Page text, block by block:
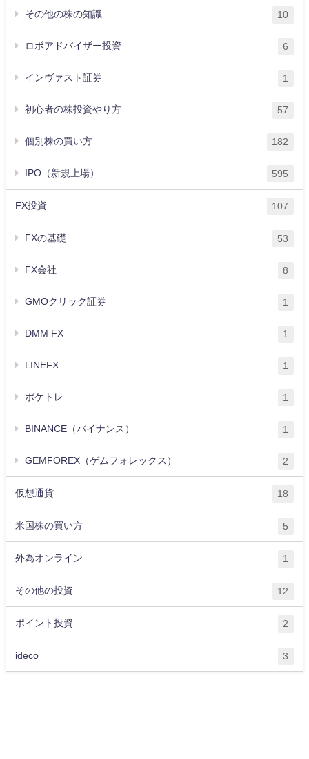
その他の株の知識 10
ロボアドバイザー投資 6
インヴァスト証券 1
初心者の株投資やり方 57
個別株の買い方 182
IPO（新規上場） 595
FX投資 107
FXの基礎 53
FX会社 8
GMOクリック証券 1
DMM FX 1
LINEFX 1
ポケトレ 1
BINANCE（バイナンス） 1
GEMFOREX（ゲムフォレックス） 2
仮想通貨 18
米国株の買い方 5
外為オンライン 1
その他の投資 12
ポイント投資 2
ideco 3